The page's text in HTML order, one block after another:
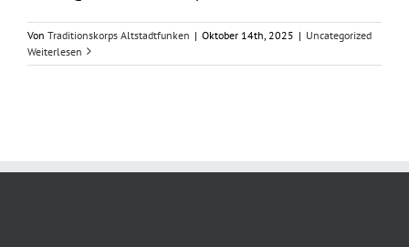
Von Traditionskorps Altstadtfunken | Oktober 14th, 2025 | Uncategorized
Weiterlesen